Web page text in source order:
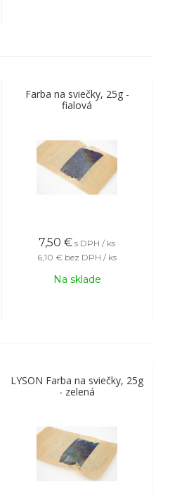
Farba na sviečky, 25g -
fialová
7,50 € s DPH / ks
6,10 € bez DPH / ks
Na sklade
LYSON Farba na sviečky, 25g
- zelená